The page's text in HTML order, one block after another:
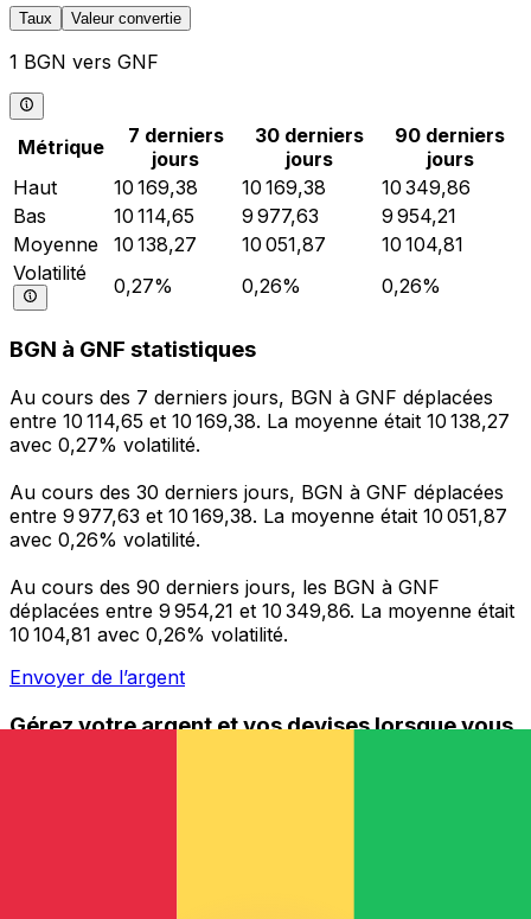
Taux Valeur convertie
1 BGN vers GNF
Métrique
7 derniers
jours
30 derniers
jours
90 derniers
jours
Haut
10 169,38 10 169,38
10 349,86
Bas
10 114,65 9 977,63
9 954,21
Moyenne
10 138,27 10 051,87
10 104,81
Volatilité
0,27% 0,26% 0,26%
BGN à GNF statistiques
Au cours des 7 derniers jours, BGN à GNF déplacées
entre 10 114,65 et 10 169,38. La moyenne était 10 138,27
avec 0,27% volatilité.
Au cours des 30 derniers jours, BGN à GNF déplacées
entre 9 977,63 et 10 169,38. La moyenne était 10 051,87
avec 0,26% volatilité.
Au cours des 90 derniers jours, les BGN à GNF
déplacées entre 9 954,21 et 10 349,86. La moyenne était
10 104,81 avec 0,26% volatilité.
Envoyer de l’argent
Gérez votre argent et vos devises lorsque vous